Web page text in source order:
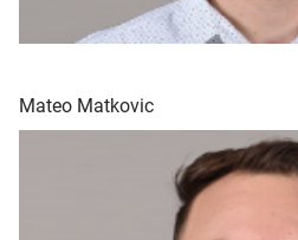
Mateo Matkovic